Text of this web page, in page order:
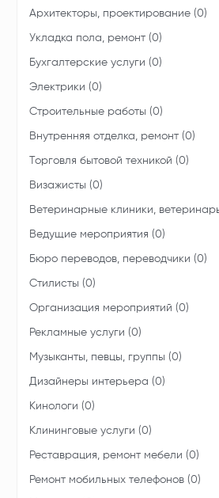
Архитекторы, проектирование (0)
Укладка пола, ремонт (0)
Бухгалтерские услуги (0)
Электрики (0)
Строительные работы (0)
Внутренняя отделка, ремонт (0)
Торговля бытовой техникой (0)
Визажисты (0)
Ветеринарные клиники,
Ведущие мероприятия (0)
Бюро переводов, переводчики (0)
Стилисты (0)
Организация мероприятий (0)
Рекламные услуги (0)
Музыканты, певцы, группы (0)
Дизайнеры интерьера (0)
Кинологи (0)
Клининговые услуги (0)
Реставрация, ремонт мебели (0)
Ремонт мобильных телефонов (0)